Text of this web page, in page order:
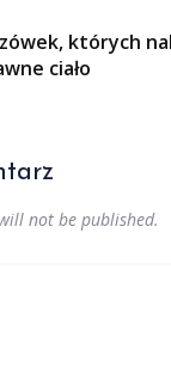
których
ciało
not be published.